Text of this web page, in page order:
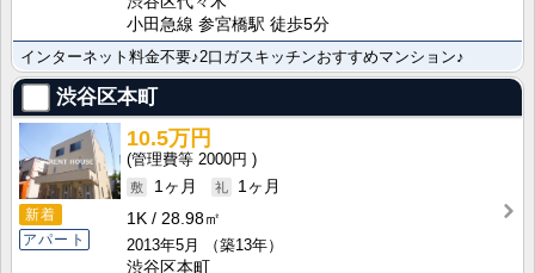
小田急線 参宮橋駅 徒歩5分
インターネット料金不要♪2口ガスキッチンおすすめマンション♪
渋谷区本町
新着
アパート
10.5万円
2000円
1ヶ月
1ヶ月
1K
28.98㎡
2013年5月
（築13年）
渋谷区本町